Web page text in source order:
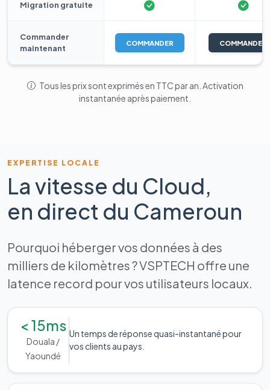
Migration gratuite
Commander
maintenant
COMMANDER COMMANDER
Tous les prix sont exprimés en TTC par an. Activation
instantanée après paiement.
EXPERTISE LOCALE
La vitesse du Cloud,
en direct du Cameroun
Pourquoi héberger vos données à des
milliers de kilomètres ? VSPTECH offre une
latence record pour vos utilisateurs locaux.
< 15ms
Douala /
Yaoundé
Un temps de réponse quasi-instantané pour
vos clients au pays.